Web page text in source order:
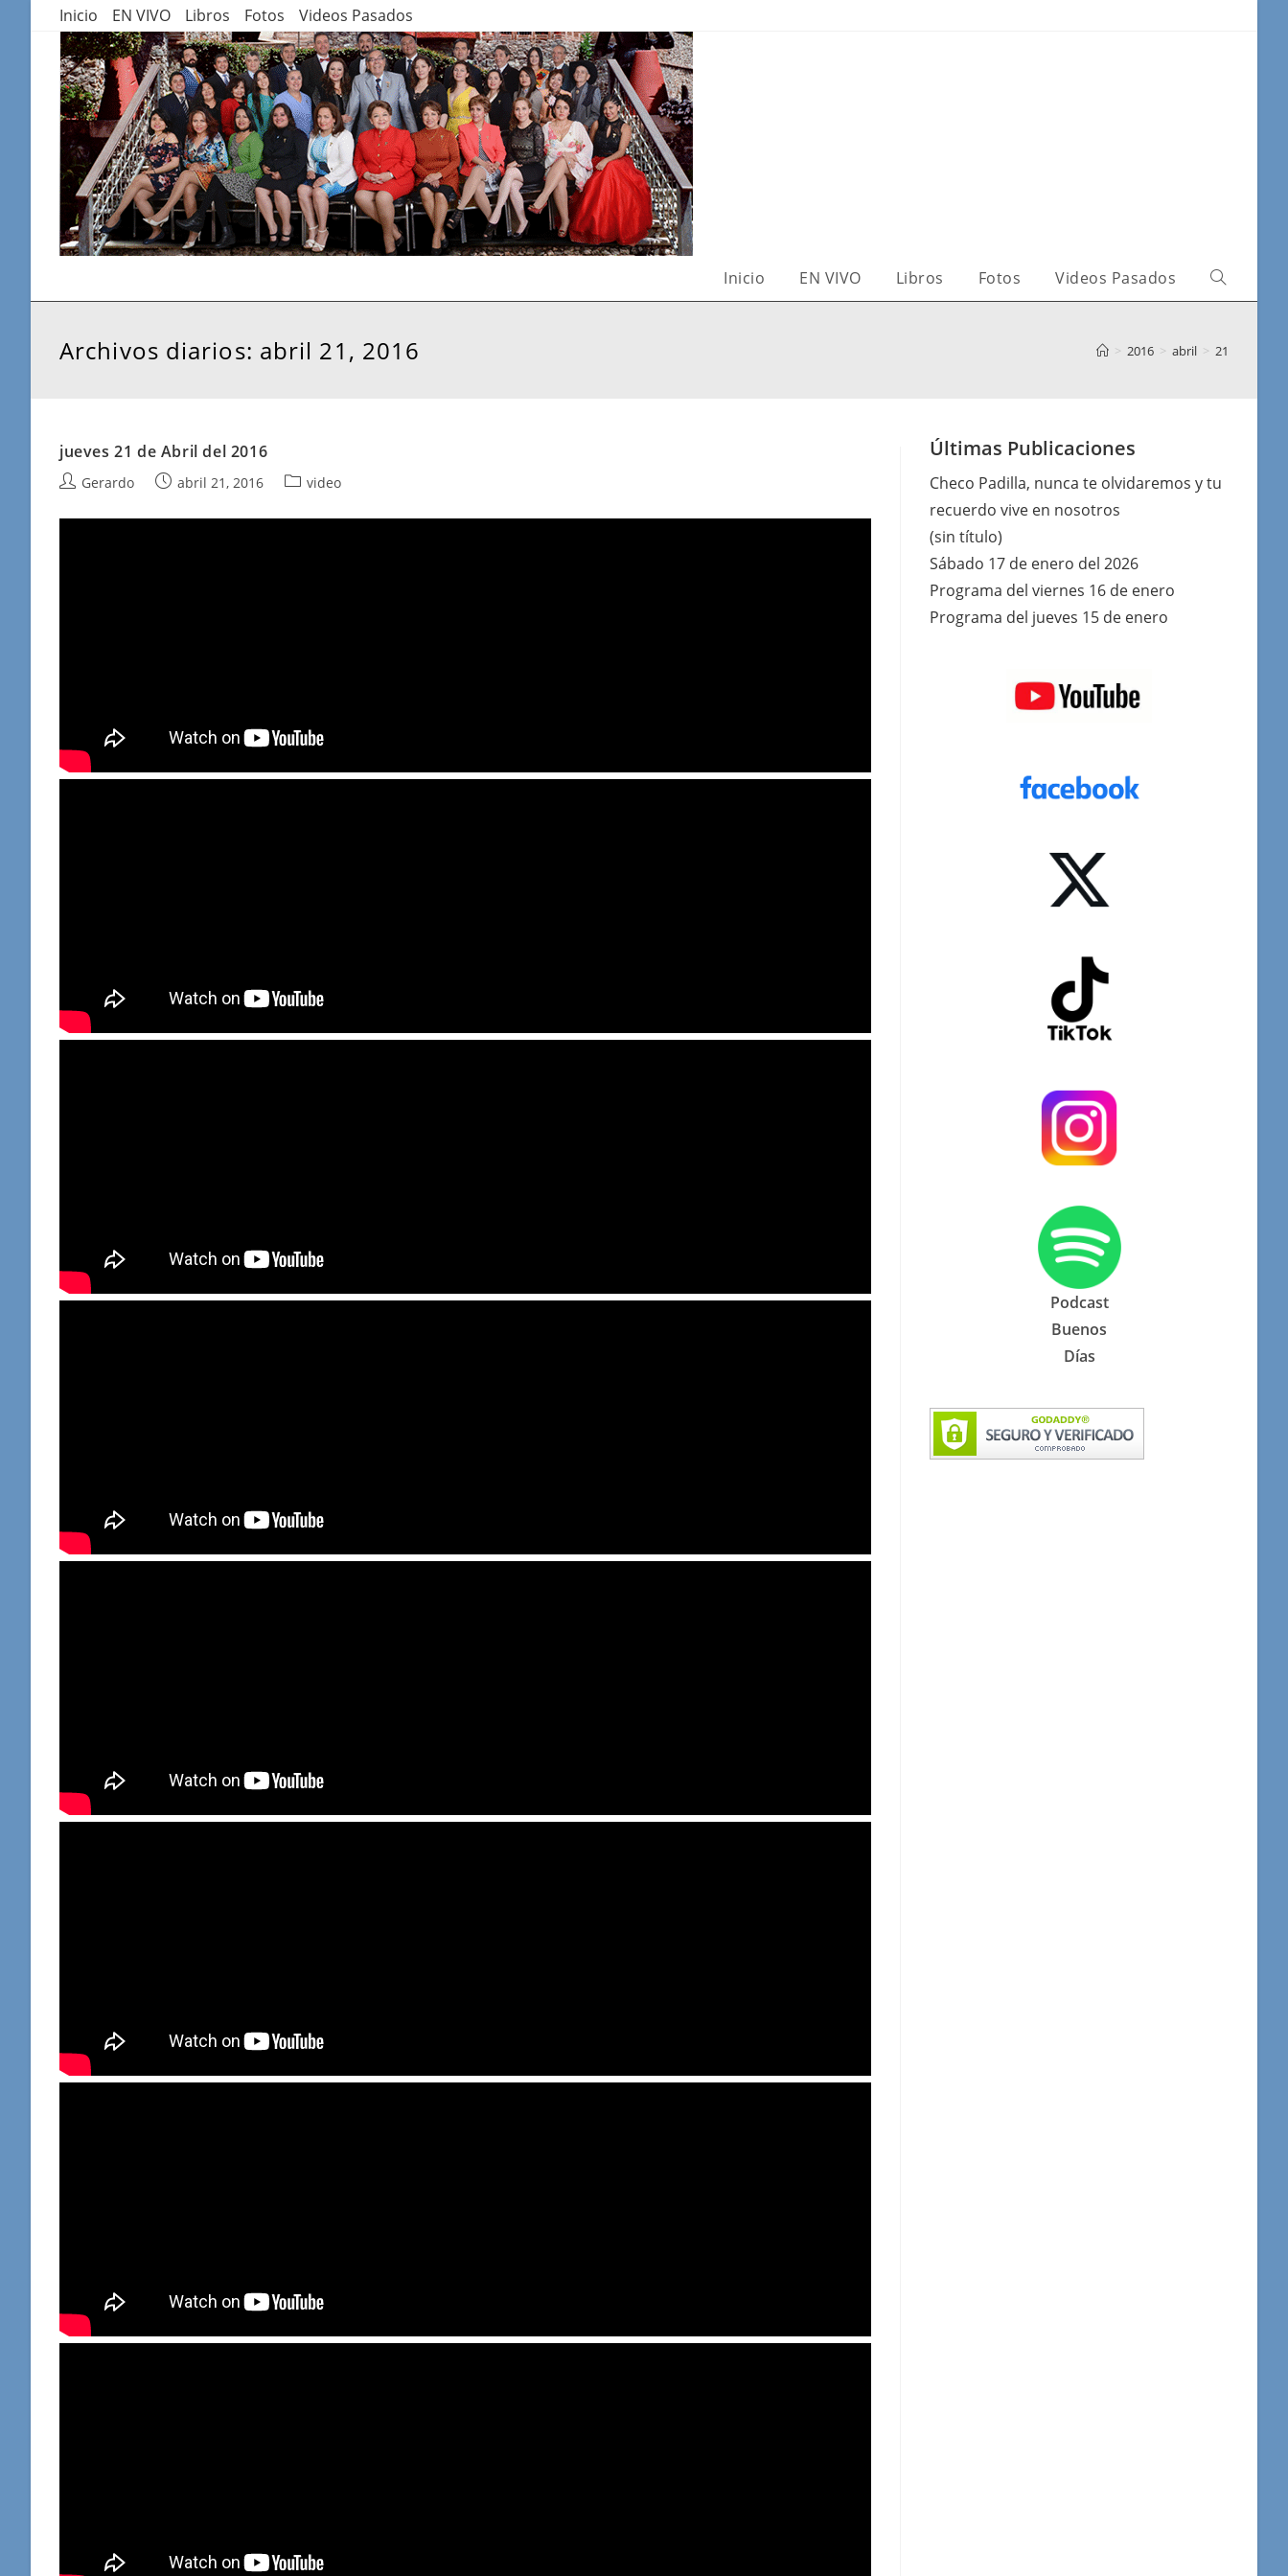
contenido
Inicio EN VIVO Libros Fotos Videos Pasados
Inicio EN VIVO Libros Fotos Videos Pasados
Archivos diarios: abril 21, 2016 > 2016 > abril > 21
jueves 21 de Abril del 2016
Autor
la
Gerardo
Publicación
la
abril 21, 2016
Categoría
la
video
Últimas Publicaciones
Checo Padilla, nunca te olvidaremos y tu
recuerdo vive en nosotros
(sin título)
Sábado 17 de enero del 2026
Programa del viernes 16 de enero
Programa del jueves 15 de enero
Podcast
Buenos
Días